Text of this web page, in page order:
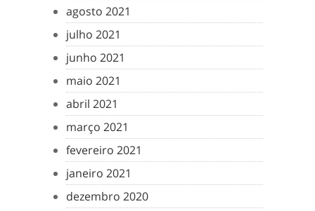
agosto 2021
julho 2021
junho 2021
maio 2021
abril 2021
março 2021
fevereiro 2021
janeiro 2021
dezembro 2020